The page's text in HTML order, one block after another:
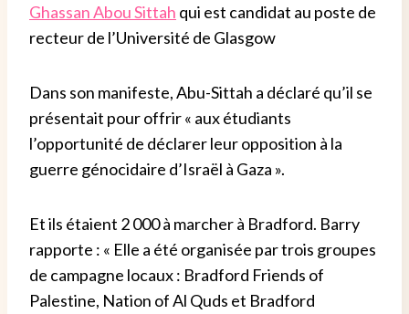
Ghassan Abou Sittah qui est candidat au poste de
recteur de l’Université de Glasgow
Dans son manifeste, Abu-Sittah a déclaré qu’il se
présentait pour offrir « aux étudiants
l’opportunité de déclarer leur opposition à la
guerre génocidaire d’Israël à Gaza ».
Et ils étaient 2 000 à marcher à Bradford. Barry
rapporte : « Elle a été organisée par trois groupes
de campagne locaux : Bradford Friends of
Palestine, Nation of Al Quds et Bradford